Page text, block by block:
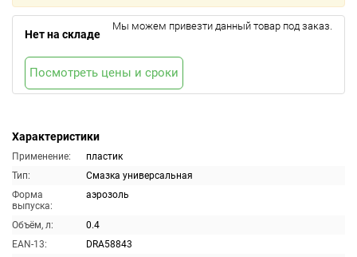
Характеристики
Применение:
пластик
Тип:
Смазка универсальная
Форма
выпуска:
аэрозоль
Объём, л:
0.4
EAN-13:
DRA58843
Нет на складе
Мы можем привезти данный товар под заказ.
Посмотреть цены и сроки